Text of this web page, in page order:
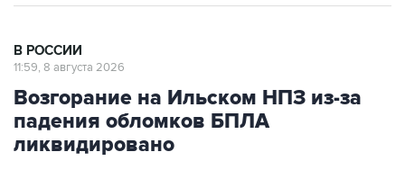
В РОССИИ
11:59, 8 августа 2026
Возгорание на Ильском НПЗ из-за
падения обломков БПЛА
ликвидировано